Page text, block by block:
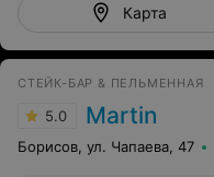
Карта
СТЕЙК-БАР & ПЕЛЬМЕННАЯ
5.0 Martin
Борисов, ул. Чапаева, 47